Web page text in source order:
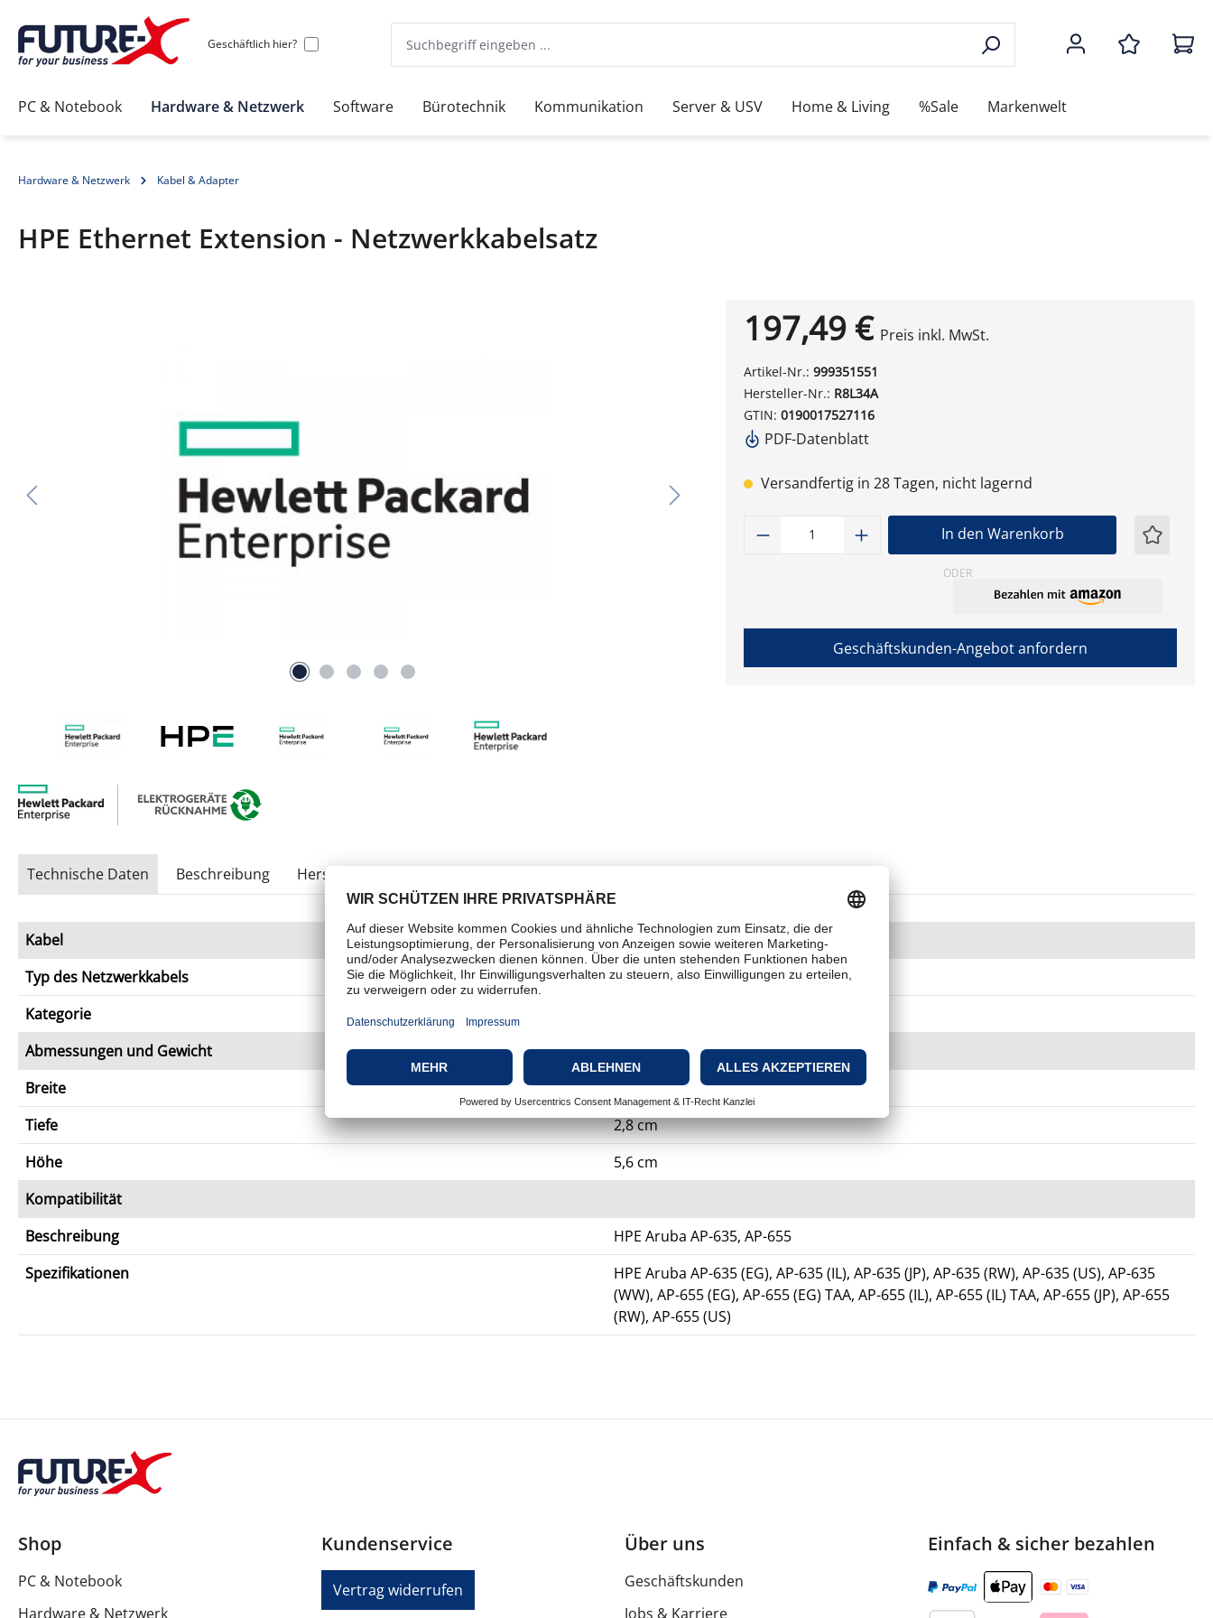
Geschäftlich hier?
PC & Notebook Hardware & Netzwerk Software Bürotechnik Kommunikation Server & USV Home & Living %Sale Markenwelt
Hardware & Netzwerk Kabel & Adapter
HPE Ethernet Extension - Netzwerkkabelsatz
197,49 € Preis inkl. MwSt.
Artikel-Nr.: 999351551
Hersteller-Nr.: R8L34A
GTIN: 0190017527116
PDF-Datenblatt
Versandfertig in 28 Tagen, nicht lagernd
Produkt Anzahl: Gib den gewünschten Wert
In den Warenkorb
ODER
Geschäftskunden-Angebot anfordern
Technische Daten Beschreibung Herstellerhinweise
Kabel
Typ des Netzwerkkabels
Netzwerkkabelsatz
Kategorie
Abmessungen und Gewicht
Breite
1,5 cm
Tiefe
2,8 cm
Höhe
5,6 cm
Kompatibilität
Beschreibung
HPE Aruba AP-635, AP-655
Spezifikationen
HPE Aruba AP-635 (EG), AP-635 (IL), AP-635 (JP), AP-635 (RW), AP-635 (US), AP-635
(WW), AP-655 (EG), AP-655 (EG) TAA, AP-655 (IL), AP-655 (IL) TAA, AP-655 (JP), AP-655
(RW), AP-655 (US)
Shop
PC & Notebook
Hardware & Netzwerk
Kundenservice
Vertrag widerrufen
Über uns
Geschäftskunden
Jobs & Karriere
Einfach & sicher bezahlen